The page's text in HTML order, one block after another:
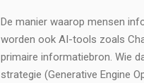
De manier waarop mensen
worden ook AI-tools zoals
primaire informatiebron. Wie
strategie (Generative Engine